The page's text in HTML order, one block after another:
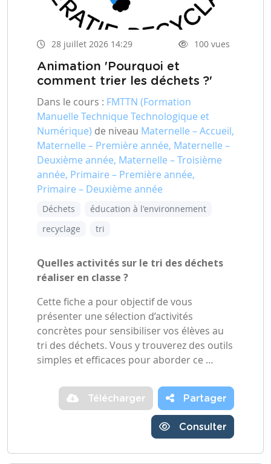
28 juillet 2026 14:29 100 vues
Animation 'Pourquoi et
comment trier les déchets ?'
Dans le cours : FMTTN (Formation
Manuelle Technique Technologique et
Numérique) de niveau Maternelle – Accueil,
Maternelle – Première année, Maternelle –
Deuxième année, Maternelle – Troisième
année, Primaire – Première année,
Primaire – Deuxième année
Déchets
éducation à l'environnement
recyclage
tri
Quelles activités sur le tri des déchets
réaliser en classe ?
Cette fiche a pour objectif de vous
présenter une sélection d’activités
concrètes pour sensibiliser vos élèves au
tri des déchets. Vous y trouverez des outils
simples et efficaces pour aborder ce …
Télécharger Partager
Consulter